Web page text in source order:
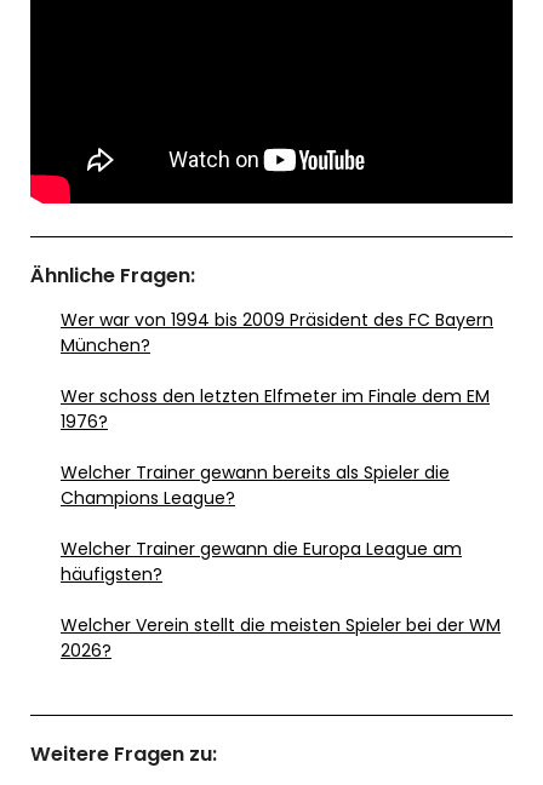
Ähnliche Fragen:
Wer war von 1994 bis 2009 Präsident des FC Bayern
München?
Wer schoss den letzten Elfmeter im Finale dem EM
1976?
Welcher Trainer gewann bereits als Spieler die
Champions League?
Welcher Trainer gewann die Europa League am
häufigsten?
Welcher Verein stellt die meisten Spieler bei der WM
2026?
Weitere Fragen zu: